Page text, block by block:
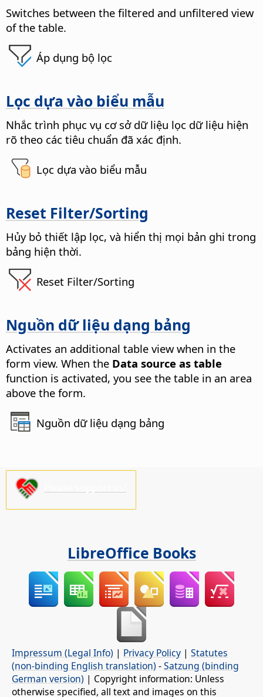
Switches between the filtered and unfiltered view
of the table.
Áp dụng bộ lọc
Lọc dựa vào biểu mẫu
Nhắc trình phục vụ cơ sở dữ liệu lọc dữ liệu hiện
rõ theo các tiêu chuẩn đã xác định.
Lọc dựa vào biểu mẫu
Reset Filter/Sorting
Hủy bỏ thiết lập lọc, và hiển thị mọi bản ghi trong
bảng hiện thời.
Reset Filter/Sorting
Nguồn dữ liệu dạng bảng
Activates an additional table view when in the
form view. When the Data source as table
function is activated, you see the table in an area
above the form.
Nguồn dữ liệu dạng bảng
LibreOffice Books
Impressum (Legal Info) | Privacy Policy | Statutes
(non-binding English translation) -Satzung (binding
German version) | Copyright information: Unless
otherwise specified, all text and images on this